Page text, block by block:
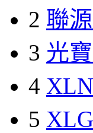
2 聯
3 光
4
5